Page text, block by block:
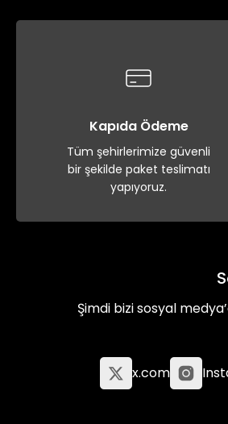
Kapıda Ödeme
Tüm şehirlerimize güvenli
bir şekilde paket teslimatı
yapıyoruz.
Şimdi bizi sosyal
x.com